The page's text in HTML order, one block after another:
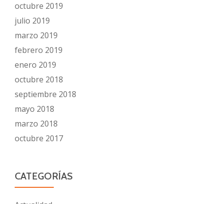
octubre 2019
julio 2019
marzo 2019
febrero 2019
enero 2019
octubre 2018
septiembre 2018
mayo 2018
marzo 2018
octubre 2017
CATEGORÍAS